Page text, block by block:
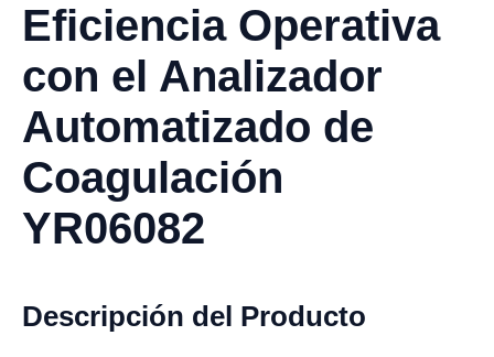
Eficiencia Operativa
con el Analizador
Automatizado de
Coagulación
YR06082
Descripción del Producto